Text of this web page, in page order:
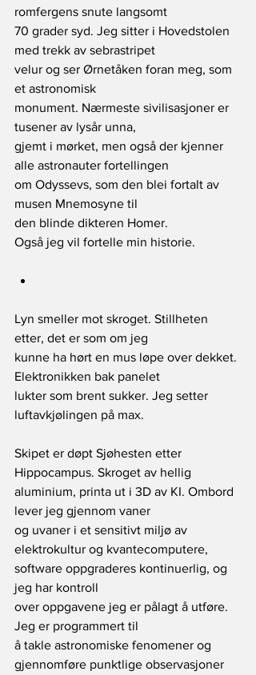
romfergens snute langsomt
70 grader syd. Jeg sitter i Hovedstolen
med trekk av sebrastripet
velur og ser Ørnetåken foran meg, som
et astronomisk
monument. Nærmeste sivilisasjoner er
tusener av lysår unna,
gjemt i mørket, men også der kjenner
alle astronauter fortellingen
om Odyssevs, som den blei fortalt av
musen Mnemosyne til
den blinde dikteren Homer.
Også jeg vil fortelle min historie.
Lyn smeller mot skroget. Stillheten
etter, det er som om jeg
kunne ha hørt en mus løpe over dekket.
Elektronikken bak panelet
lukter som brent sukker. Jeg setter
luftavkjølingen på max.
Skipet er døpt Sjøhesten etter
Hippocampus. Skroget av hellig
aluminium, printa ut i 3D av KI. Ombord
lever jeg gjennom vaner
og uvaner i et sensitivt miljø av
elektrokultur og kvantecomputere,
software oppgraderes kontinuerlig, og
jeg har kontroll
over oppgavene jeg er pålagt å utføre.
Jeg er programmert til
å takle astronomiske fenomener og
gjennomføre punktlige observasjoner